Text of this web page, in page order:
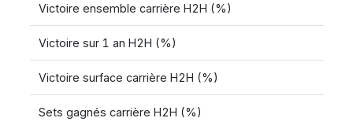
Victoire ensemble carrière H2H (%)
Victoire sur 1 an H2H (%)
Victoire surface carrière H2H (%)
Sets gagnés carrière H2H (%)